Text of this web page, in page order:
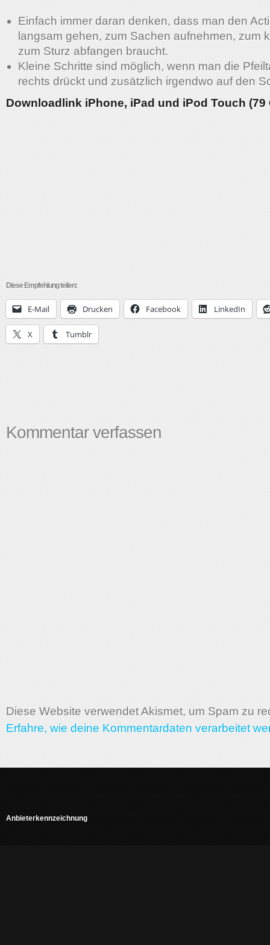
Einfach immer daran denken, dass man den
langsam gehen, zum Sachen aufnehmen, zum
zum Sturz abfangen braucht.
Kleine Schritte sind möglich, wenn man die
rechts drückt und zusätzlich irgendwo auf den
Downloadlink iPhone, iPad und iPod Touch (79
Diese Empfehlung teilen:
E-Mail Drucken Facebook LinkedIn
X Tumblr
Kommentar verfassen
Diese Website verwendet Akismet, um Spam zu
Erfahre, wie deine Kommentardaten verarbeitet
Anbieterkennzeichnung